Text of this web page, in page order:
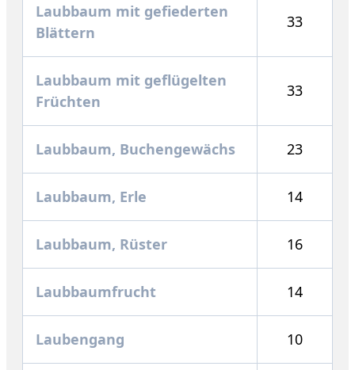
Laubbaum mit gefiederten
Blättern
33
Laubbaum mit geflügelten
Früchten
33
Laubbaum, Buchengewächs 23
Laubbaum, Erle 14
Laubbaum, Rüster 16
Laubbaumfrucht 14
Laubengang 10